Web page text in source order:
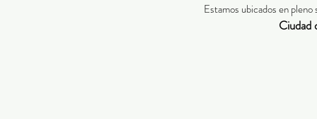
Estamos ubicados en
Ciudad